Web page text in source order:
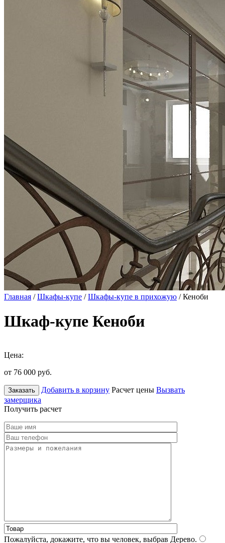
Главная /Шкафы-купе /Шкафы-купе в прихожую / Кеноби
Шкаф-купе Кеноби
Цена:
от 76 000 руб.
Заказать Добавить в корзину Расчет цены Вызвать
замерщика
Получить расчет
Пожалуйста, докажите, что вы человек, выбрав Дерево.